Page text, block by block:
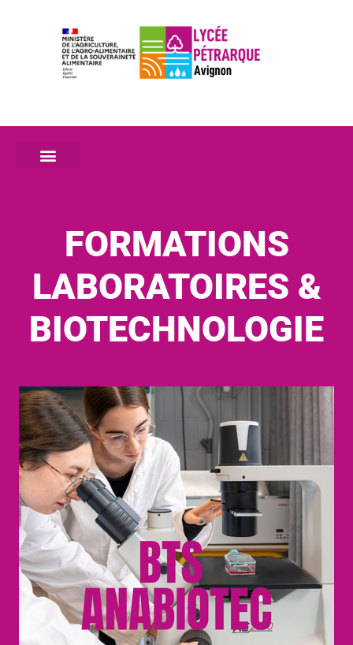
FORMATIONS
LABORATOIRES &
BIOTECHNOLOGIE